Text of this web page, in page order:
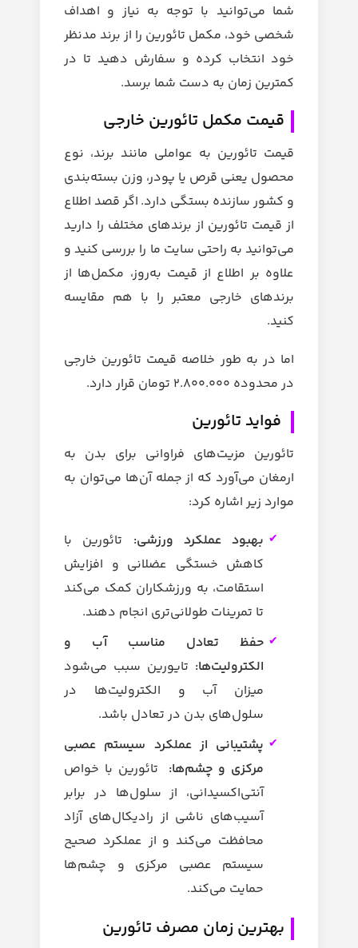
شما می‌توانید با توجه به نیاز و اهداف
شخصی خود، مکمل تائورین را از برند مدنظر
خود انتخاب کرده و سفارش دهید تا در
کمترین زمان به دست شما برسد.
قیمت مکمل تائورین خارجی
قیمت تائورین به عواملی مانند برند، نوع
محصول یعنی قرص یا پودر، وزن بسته‌بندی
و کشور سازنده بستگی دارد. اگر قصد اطلاع
از قیمت تائورین از برندهای مختلف را دارید
می‌توانید به راحتی سایت ما را بررسی کنید و
علاوه بر اطلاع از قیمت به‌روز، مکمل‌ها از
برندهای خارجی معتبر را با هم مقایسه
کنید.
اما در به طور خلاصه قیمت تائورین خارجی
در محدوده 2.800.000 تومان قرار دارد.
فواید تائورین
تائورین مزیت‌های فراوانی برای بدن به
ارمغان می‌آورد که از جمله آن‌ها می‌توان به
موارد زیر اشاره کرد:
بهبود عملکرد ورزشی: تائورین با
کاهش خستگی عضلانی و افزایش
استقامت، به ورزشکاران کمک می‌کند
تا تمرینات طولانی‌تری انجام دهند.
حفظ تعادل مناسب آب و
الکترولیت‌ها: تایورین سبب می‌شود
میزان آب و الکترولیت‌ها در
سلول‌های بدن در تعادل باشد.
پشتیبانی از عملکرد سیستم عصبی
مرکزی و چشم‌ها: تائورین با خواص
آنتی‌اکسیدانی، از سلول‌ها در برابر
آسیب‌های ناشی از رادیکال‌های آزاد
محافظت می‌کند و از عملکرد صحیح
سیستم عصبی مرکزی و چشم‌ها
حمایت می‌کند.
بهترین زمان مصرف تائورین